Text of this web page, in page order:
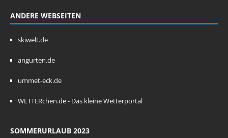
ANDERE WEBSEITEN
skiwelt.de
angurten.de
ummet-eck.de
WETTERchen.de - Das kleine Wetterportal
SOMMERURLAUB 2023